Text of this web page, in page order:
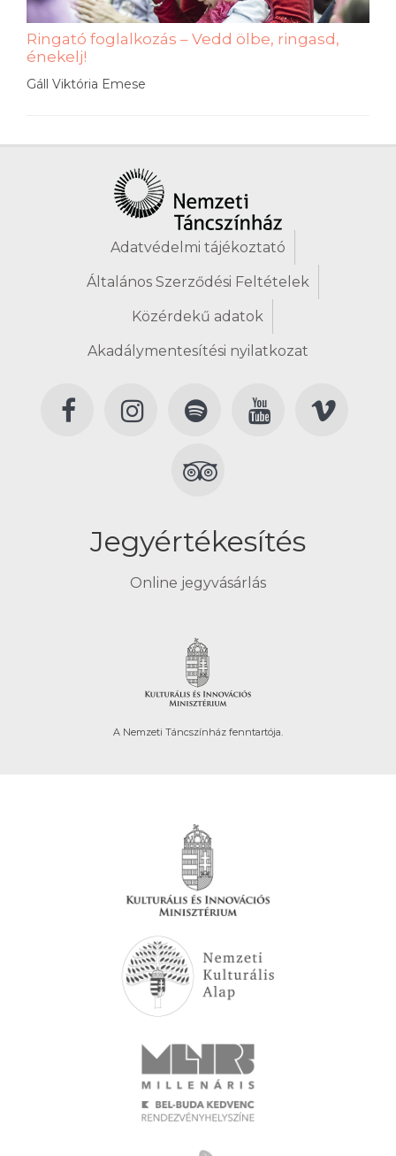
Ringató foglalkozás – Vedd ölbe, ringasd,
énekelj!
Gáll Viktória Emese
Adatvédelmi tájékoztató
Általános Szerződési Feltételek
Közérdekű adatok
Akadálymentesítési nyilatkozat
Jegyértékesítés
Online jegyvásárlás
A Nemzeti Táncszínház fenntartója.